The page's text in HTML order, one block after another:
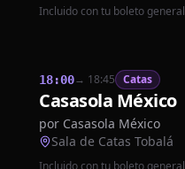
Incluido con tu boleto general
18:00→ 18:45 Catas
Casasola México
por Casasola México
Sala de Catas Tobalá
Incluido con tu boleto general